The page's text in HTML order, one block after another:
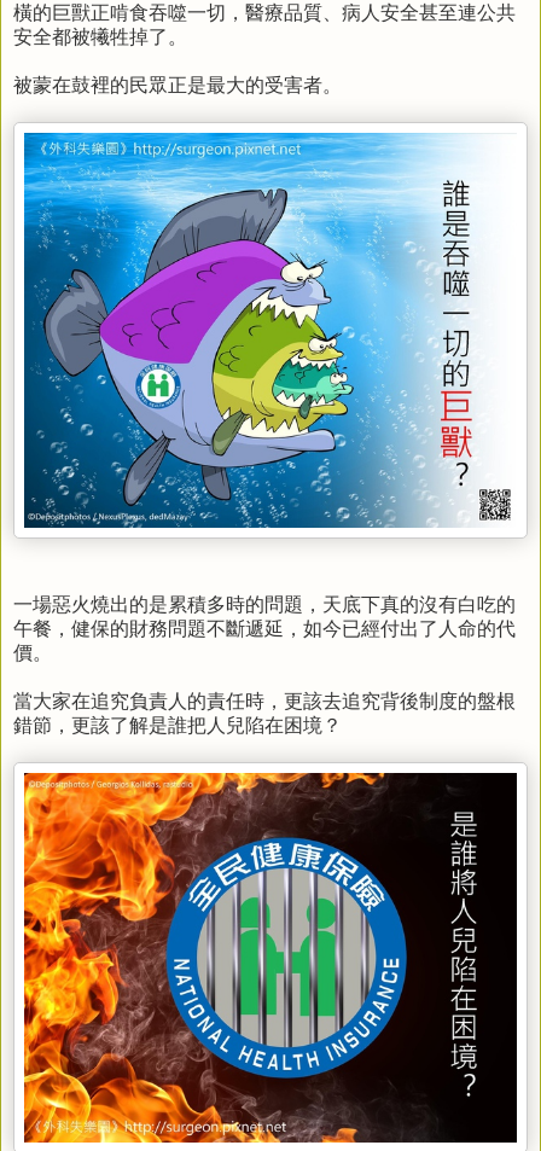
橫的巨獸正啃食吞噬一切，醫療品質、病人安全甚至連公共
安全都被犧牲掉了。
被蒙在鼓裡的民眾正是最大的受害者。
一場惡火燒出的是累積多時的問題， 天底下真的沒有白吃的
午餐，健保的財務問題不斷遞延， 如今已經付出了人命的代
價。
當大家在追究負責人的責任時，更該去追究背後制度的盤根
錯節，更該了解是誰把人兒陷在困境？